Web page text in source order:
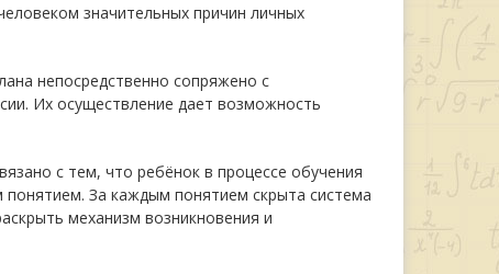
значительных причин личных
непосредственно сопряжено с
Их осуществление дает возможность
с тем, что ребёнок в процессе обучения
За каждым понятием скрыта система
механизм возникновения и